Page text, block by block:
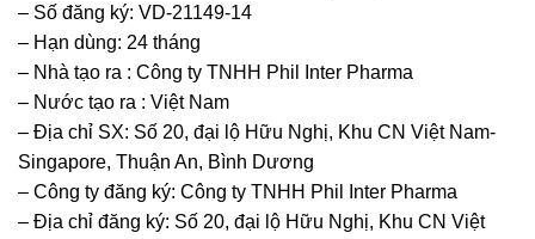
– Số đăng ký: VD-21149-14
– Hạn dùng: 24 tháng
– Nhà tạo ra : Công ty TNHH Phil Inter Pharma
– Nước tạo ra : Việt Nam
– Địa chỉ SX: Số 20, đại lộ Hữu Nghị, Khu CN Việt Nam-
Singapore, Thuận An, Bình Dương
– Công ty đăng ký: Công ty TNHH Phil Inter Pharma
– Địa chỉ đăng ký: Số 20, đại lộ Hữu Nghị, Khu CN Việt